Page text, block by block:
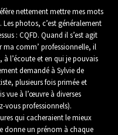
nettement mettre mes mots
photos, c’est généralement
: CQFD. Quand il s’est agit
ma comm’ professionnelle, il
l’écoute et en qui je pouvais
demandé à Sylvie de
plusieurs fois primée et
vue à l’œuvre à diverses
vous professionnels).
qui cacheraient le mieux
donne un prénom à chaque